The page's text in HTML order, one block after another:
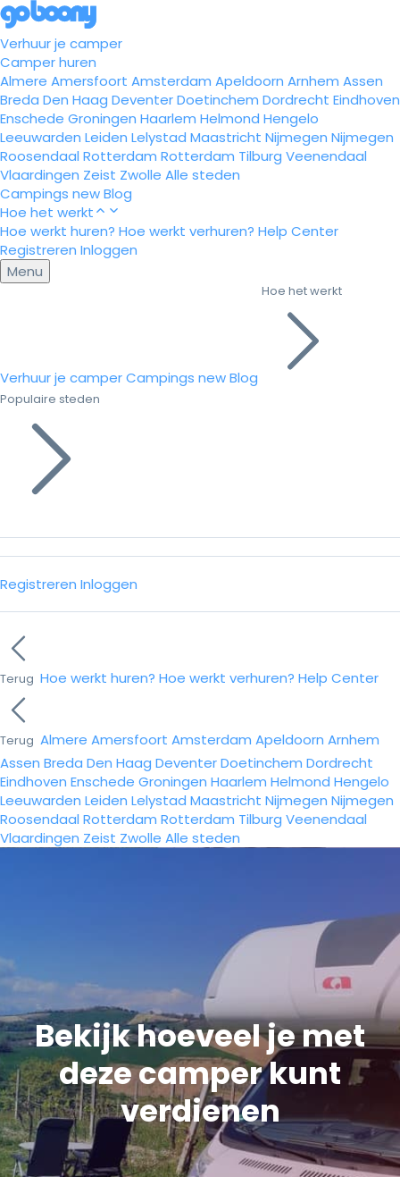
Verhuur je camper
Camper huren
Almere Amersfoort Amsterdam Apeldoorn Arnhem Assen
Breda Den Haag DeventerDoetinchem Dordrecht Eindhoven
Enschede Groningen Haarlem Helmond Hengelo
Leeuwarden Leiden Lelystad Maastricht Nijmegen Nijmegen
Roosendaal Rotterdam Rotterdam Tilburg Veenendaal
Vlaardingen Zeist Zwolle Alle steden
Campings newBlog
Hoe het werkt
Hoe werkt huren? Hoe werkt verhuren? Help Center
Registreren Inloggen
Menu
Verhuur je camperCampings newBlog
Hoe het werkt
Populaire steden
Registreren Inloggen
Terug Hoe werkt huren? Hoe werkt verhuren? Help Center
Terug Almere Amersfoort Amsterdam Apeldoorn Arnhem
Assen Breda Den Haag DeventerDoetinchem Dordrecht
Eindhoven Enschede Groningen Haarlem Helmond Hengelo
Leeuwarden Leiden Lelystad Maastricht Nijmegen Nijmegen
Roosendaal Rotterdam Rotterdam Tilburg Veenendaal
Vlaardingen Zeist Zwolle Alle steden
Bekijk hoeveel je met
deze camper kunt
verdienen